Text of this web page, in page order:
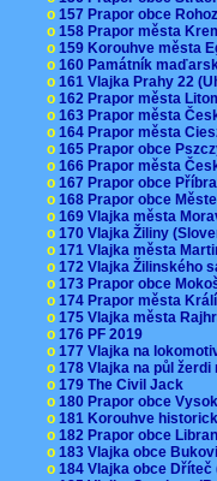
o 157 Prapor obce
o 158 Prapor města
o 159 Korouhve města
o 160 Památník
o 161 Vlajka Prahy 22
o 162 Prapor města
o 163 Prapor města
o 164 Prapor města
o 165 Prapor obce
o 166 Prapor města
o 167 Prapor obce
o 168 Prapor obce
o 169 Vlajka města
o 170 Vlajka Žiliny
o 171 Vlajka města
o 172 Vlajka Žilinského
o 173 Prapor obce
o 174 Prapor města
o 175 Vlajka města
o 176 PF 2019
o 177 Vlajka na
o 178 Vlajka na půl
o 179 The Civil Jack
o 180 Prapor obce
o 181 Korouhve
o 182 Prapor obce
o 183 Vlajka obce
o 184 Vlajka obce Dříteč